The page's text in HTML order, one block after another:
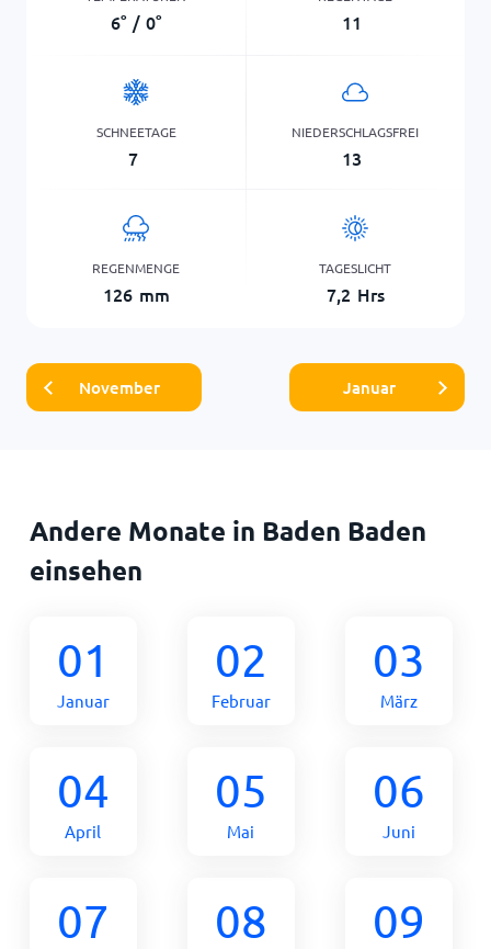
6° / 0° 11
SCHNEETAGE
7
NIEDERSCHLAGSFREI
13
REGENMENGE
126 mm
TAGESLICHT
7,2 Hrs
November Januar
Andere Monate in Baden Baden
einsehen
01
Januar
02
Februar
03
März
04
April
05
Mai
06
Juni
07 08 09